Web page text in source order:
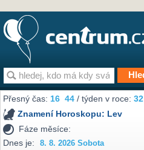
Přesný čas:16 44 / týden v roce:32
Znamení Horoskopu: Lev
Fáze měsíce:
Dnes je:
8. 8. 2026 Sobota